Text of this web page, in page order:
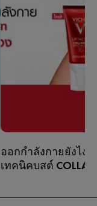
ออกกำลังกายยังไง
เทคนิคบูสต์
สายแอคทีฟหลายค